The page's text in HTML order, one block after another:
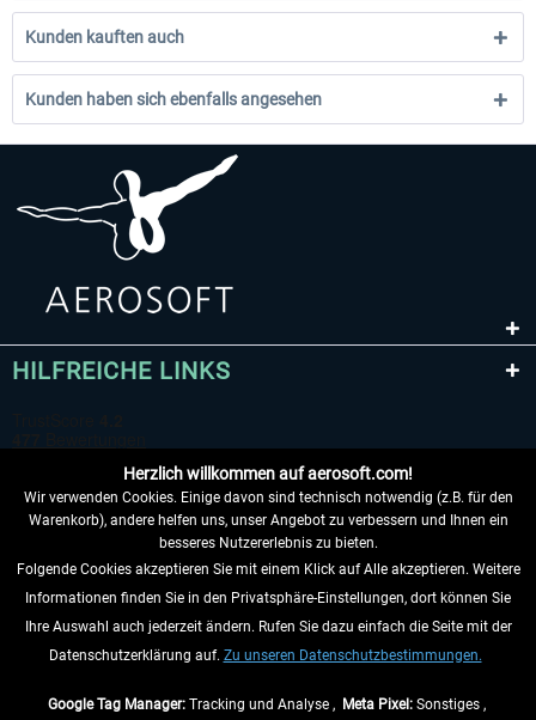
Kunden kauften auch
Kunden haben sich ebenfalls angesehen
HILFREICHE LINKS
VERTRAG WIDERRUFEN
INFORMATIONEN
Herzlich willkommen auf aerosoft.com!
Wir verwenden Cookies. Einige davon sind technisch notwendig (z.B. für den
Warenkorb), andere helfen uns, unser Angebot zu verbessern und Ihnen ein
besseres Nutzererlebnis zu bieten.
Folgende Cookies akzeptieren Sie mit einem Klick auf Alle akzeptieren. Weitere
Informationen finden Sie in den Privatsphäre-Einstellungen, dort können Sie
Ihre Auswahl auch jederzeit ändern. Rufen Sie dazu einfach die Seite mit der
Datenschutzerklärung auf. Zu unseren Datenschutzbestimmungen.
Google Tag Manager:Tracking und Analyse , Meta Pixel:Sonstiges ,